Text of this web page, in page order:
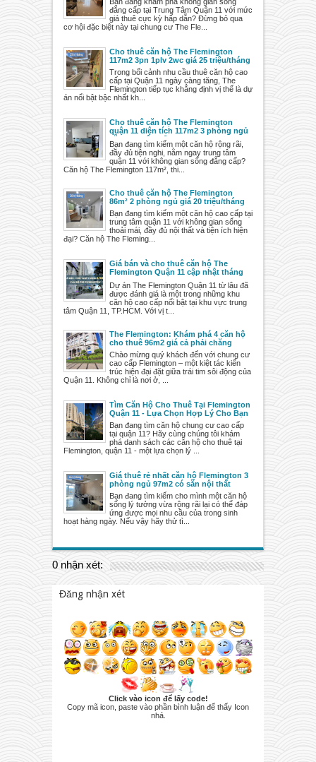
đẳng cấp tại Trung Tâm Quận 11 với mức
giá thuê cực kỳ hấp dẫn? Đừng bỏ qua
cơ hội đặc biệt này tại chung cư The Fle...
Cho thuê căn hộ The Flemington
117m2 3pn 1plv 2wc giá 25 triệu/tháng
Trong bối cảnh nhu cầu thuê căn hộ cao
cấp tại Quận 11 ngày càng tăng, The
Flemington tiếp tục khẳng định vị thế là dự
án nổi bật bậc nhất kh...
Cho thuê căn hộ The Flemington
quận 11 diện tích 117m2 3 phòng ngủ
sẵn mọi nội thất
Bạn đang tìm kiếm một căn hộ rộng rãi,
đầy đủ tiện nghi, nằm ngay trung tâm
quận 11 với không gian sống đẳng cấp?
Căn hộ The Flemington 117m², thi...
Cho thuê căn hộ The Flemington
86m² 2 phòng ngủ giá 20 triệu/tháng
Bạn đang tìm kiếm một căn hộ cao cấp tại
trung tâm quận 11 với không gian sống
thoải mái, đầy đủ nội thất và tiện ích hiện
đại? Căn hộ The Fleming...
Giá bán và cho thuê căn hộ The
Flemington Quận 11 cập nhật tháng
5/2025
Dự án The Flemington Quận 11 từ lâu đã
được đánh giá là một trong những khu
căn hộ cao cấp nổi bật tại khu vực trung
tâm Quận 11, TP.HCM. Với vị t...
The Flemington: Khám phá 4 căn hộ
cho thuê 96m2 giá cả phải chăng
Chào mừng quý khách đến với chung cư
cao cấp Flemington – một kiệt tác kiến
trúc hiện đại đặt giữa trái tim sôi động của
Quận 11. Không chỉ là nơi ở, ...
Tìm Căn Hộ Cho Thuê Tại Flemington
Quận 11 - Lựa Chọn Hợp Lý Cho Bạn
Bạn đang tìm căn hộ chung cư cao cấp
tại quận 11? Hãy cùng chúng tôi khám
phá danh sách các căn hộ cho thuê tại
Flemington, quận 11 - một lựa chọn lý ...
Giá thuê rẻ nhất căn hộ Flemington 3
phòng ngủ 97m2 có sẵn nội thất
Bạn đang tìm kiếm cho mình một căn hộ
sống lý tưởng vừa rộng rãi lại có thể đáp
ứng được mọi nhu cầu của trong sinh
hoạt hàng ngày. Nếu vậy hãy thử tì...
0 nhận xét:
Đăng nhận xét
Click vào icon để lấy code!
Copy mã icon, paste vào phần bình luận để thấy Icon
nhá.